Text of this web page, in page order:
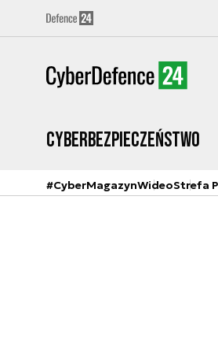
Cyberbezpieczeństwo
#CyberMagazynWideoStrefa